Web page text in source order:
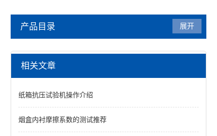
产品目录
纸张纸箱检测仪器
模拟运输振动台
落球冲击试验机
TVP热冲击试验机
展开
相关文章
纸箱抗压试验机操作介绍
烟盒内衬摩擦系数的测试推荐